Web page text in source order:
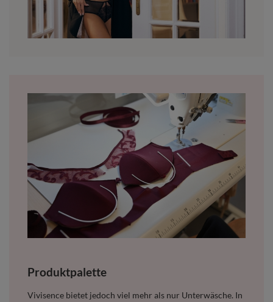
Produktpalette
Vivisence bietet jedoch viel mehr als nur Unterwäsche. In